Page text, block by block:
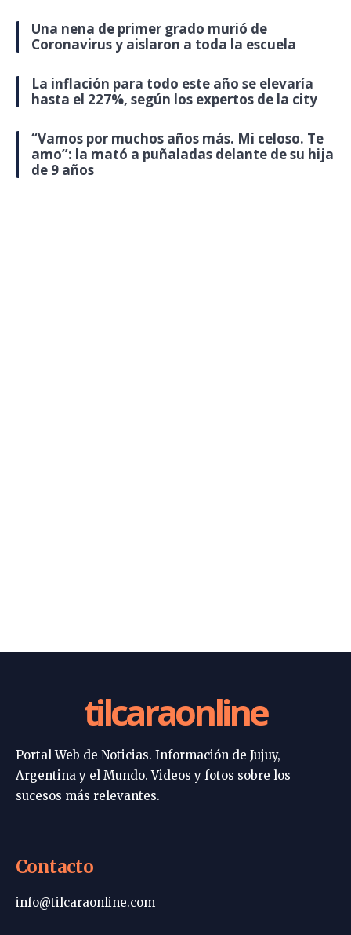
Una nena de primer grado murió de
Coronavirus y aislaron a toda la escuela
La inflación para todo este año se elevaría
hasta el 227%, según los expertos de la city
“Vamos por muchos años más. Mi celoso. Te
amo”: la mató a puñaladas delante de su hija
de 9 años
tilcaraonline
Portal Web de Noticias. Información de Jujuy,
Argentina y el Mundo. Videos y fotos sobre los
sucesos más relevantes.
Contacto
info@tilcaraonline.com